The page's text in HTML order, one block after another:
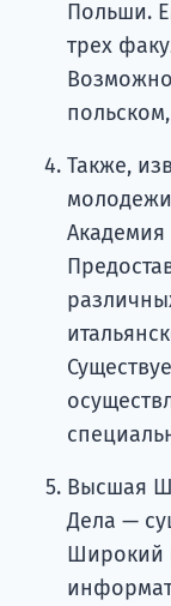
Польши.
трех
Также,
Высшая
Дела —
Широкий